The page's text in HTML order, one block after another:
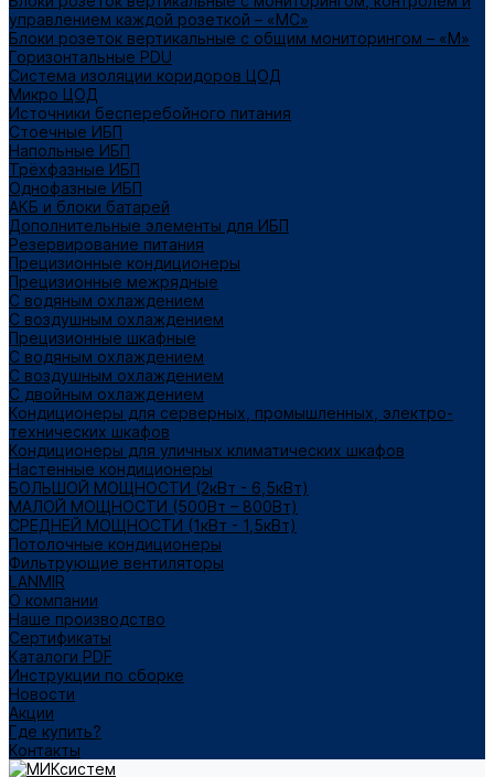
управлением каждой розеткой – «МС»
Блоки розеток вертикальные с общим мониторингом – «М»
Горизонтальные PDU
Система изоляции коридоров ЦОД
Микро ЦОД
Источники бесперебойного питания
Стоечные ИБП
Напольные ИБП
Трёхфазные ИБП
Однофазные ИБП
АКБ и блоки батарей
Дополнительные элементы для ИБП
Резервирование питания
Прецизионные кондиционеры
Прецизионные межрядные
С водяным охлаждением
С воздушным охлаждением
Прецизионные шкафные
С водяным охлаждением
С воздушным охлаждением
С двойным охлаждением
Кондиционеры для серверных, промышленных, электро-
технических шкафов
Кондиционеры для уличных климатических шкафов
Настенные кондиционеры
БОЛЬШОЙ МОЩНОСТИ (2кВт - 6,5кВт)
МАЛОЙ МОЩНОСТИ (500Вт – 800Вт)
СРЕДНЕЙ МОЩНОСТИ (1кВт - 1,5кВт)
Потолочные кондиционеры
Фильтрующие вентиляторы
LANMIR
О компании
Наше производство
Сертификаты
Каталоги PDF
Инструкции по сборке
Новости
Акции
Где купить?
Контакты